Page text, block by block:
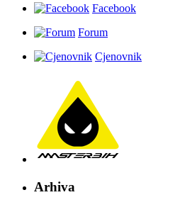
Facebook
Forum
Cjenovnik
Arhiva